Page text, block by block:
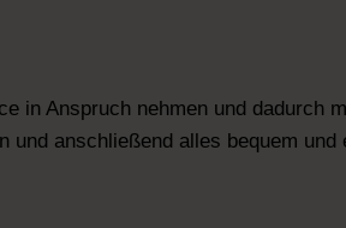
in Anspruch nehmen und dadurch
und anschließend alles bequem und